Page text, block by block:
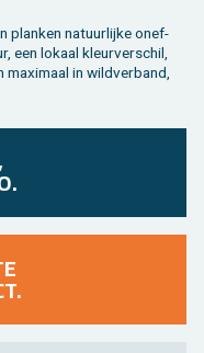
plan­ken na­tuur­lij­ke on­ef­
een lo­kaal kleur­ver­schil,
in wild­ver­band,